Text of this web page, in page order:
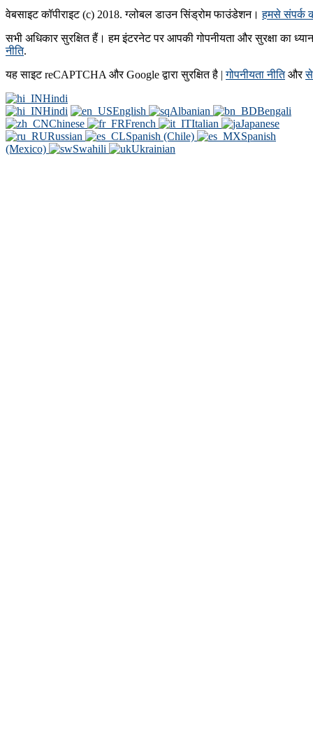
वेबसाइट कॉपीराइट (c) 2018. ग्लोबल डाउन सिंड्रोम फाउंडेशन।हमसे संपर्क
सभी अधिकार सुरक्षित हैं। हम इंटरनेट पर आपकी गोपनीयता और सुरक्षा का
नीति.
यह साइट reCAPTCHA और Google द्वारा सुरक्षित है |गोपनीयता नीतिऔर
Hindi
Hindi
English Albanian
Bengali
Chinese
French Italian
Japanese
Russian
Spanish (Chile)
Spanish
(Mexico)
Swahili Ukrainian